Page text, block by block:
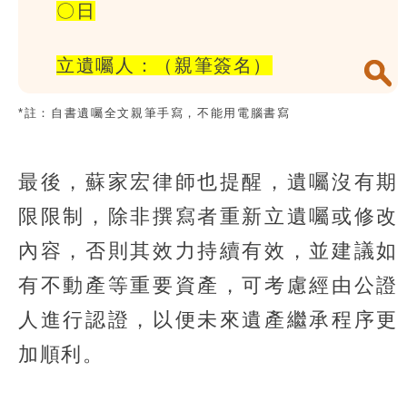
〇日
立遺囑人：（親筆簽名）
*註：自書遺囑全文親筆手寫，不能用電腦書寫
最後，蘇家宏律師也提醒，遺囑沒有期
限限制，除非撰寫者重新立遺囑或修改
內容，否則其效力持續有效，並建議如
有不動產等重要資產，可考慮經由公證
人進行認證，以便未來遺產繼承程序更
加順利。